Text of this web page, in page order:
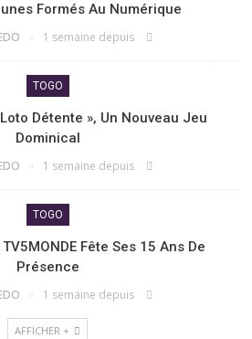
Formés Au Numérique
1 semaine depuis
TOGO
Détente », Un Nouveau Jeu
Dominical
1 semaine depuis
TOGO
Fête Ses 15 Ans De
Présence
1 semaine depuis
AFFICHER +